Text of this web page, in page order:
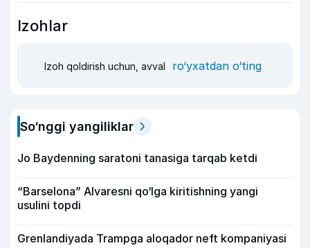
Izohlar
Izoh qoldirish uchun, avval ro‘yxatdan o‘ting
So‘nggi yangiliklar
Jo Baydenning saratoni tanasiga tarqab ketdi
“Barselona” Alvaresni qo‘lga kiritishning yangi
usulini topdi
Grenlandiyada Trampga aloqador neft kompaniyasi